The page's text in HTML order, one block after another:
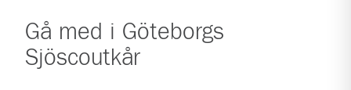
Gå med i Göteborgs
Sjöscoutkår